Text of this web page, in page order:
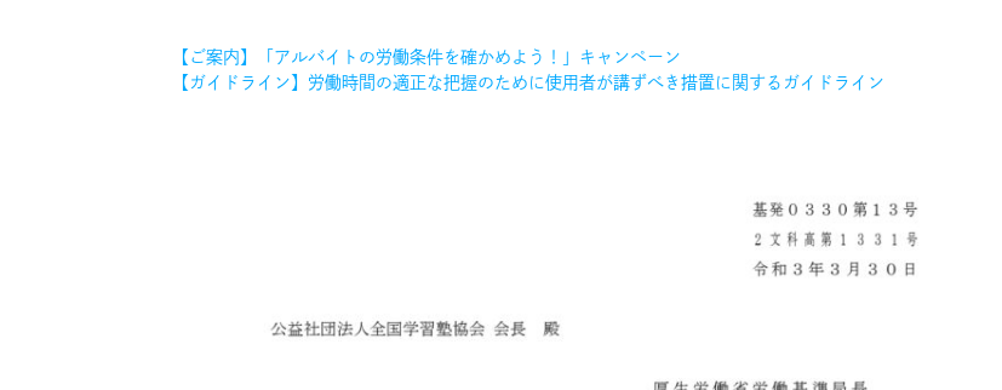
【ご案内】「アルバイトの労働条件を確かめよう！」キャンペーン
【ガイドライン】労働時間の適正な把握のために使用者が講ずべき措置に関するガイドライン